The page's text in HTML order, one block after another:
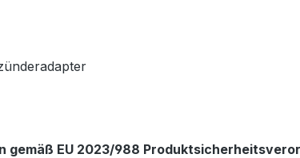
EU 2023/988